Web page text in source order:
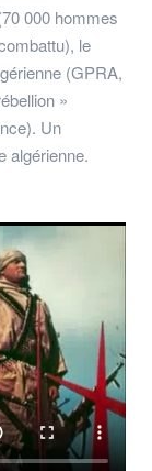
000 hommes
le
(GPRA,
»
Un
algérienne.